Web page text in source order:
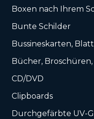
Boxen nach Ihrem
Bunte Schilder
Bussineskarten,
Bücher,
CD/DVD
Clipboards
Durchgefärbte UV-